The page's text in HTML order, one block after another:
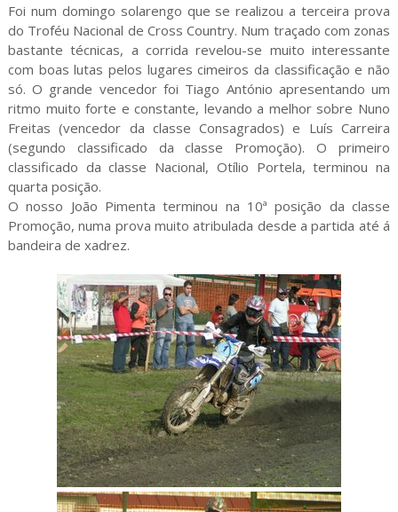
Foi num domingo solarengo que se realizou a terceira prova
do Troféu Nacional de Cross Country. Num traçado com zonas
bastante técnicas, a corrida revelou-se muito interessante
com boas lutas pelos lugares cimeiros da classificação e não
só. O grande vencedor foi Tiago António apresentando um
ritmo muito forte e constante, levando a melhor sobre Nuno
Freitas (vencedor da classe Consagrados) e Luís Carreira
(segundo classificado da classe Promoção). O primeiro
classificado da classe Nacional, Otílio Portela, terminou na
quarta posição.
O nosso João Pimenta terminou na 10ª posição da classe
Promoção, numa prova muito atribulada desde a partida até á
bandeira de xadrez.